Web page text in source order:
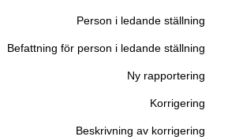
Person i ledande ställning
Befattning för person i ledande ställning
Ny rapportering
Korrigering
Beskrivning av korrigering